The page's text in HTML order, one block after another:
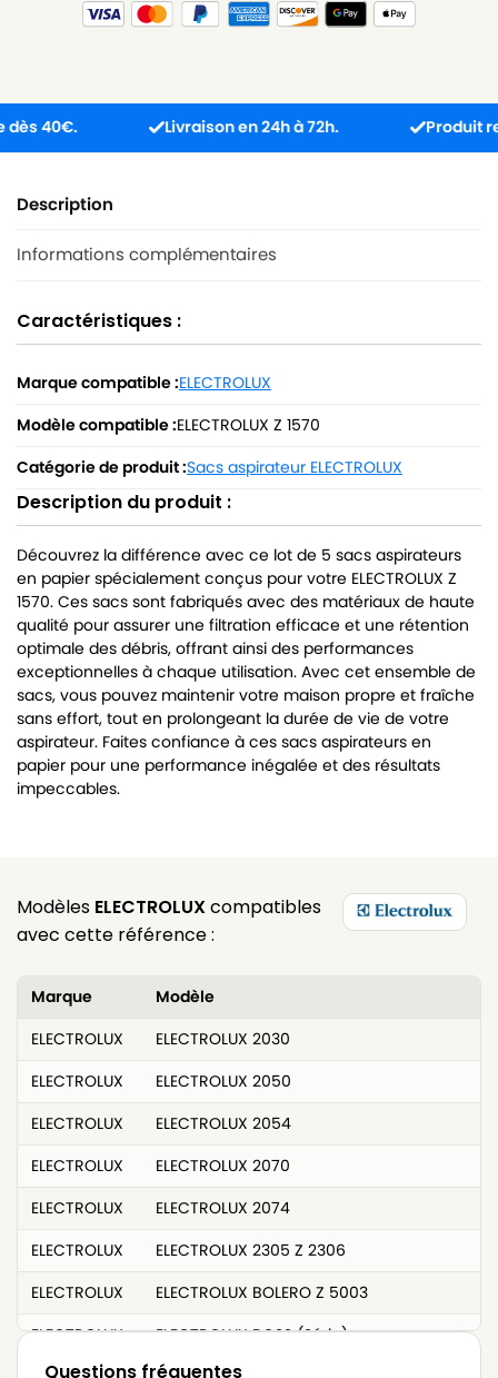
Livraison en 24h à 72h. Produit reçu
Description
Informations complémentaires
Caractéristiques :
Marque compatible :ELECTROLUX
Modèle compatible :ELECTROLUX Z 1570
Catégorie de produit :Sacs aspirateur ELECTROLUX
Description du produit :
Découvrez la différence avec ce lot de 5 sacs aspirateurs
en papier spécialement conçus pour votre ELECTROLUX Z
1570. Ces sacs sont fabriqués avec des matériaux de haute
qualité pour assurer une filtration efficace et une rétention
optimale des débris, offrant ainsi des performances
exceptionnelles à chaque utilisation. Avec cet ensemble de
sacs, vous pouvez maintenir votre maison propre et fraîche
sans effort, tout en prolongeant la durée de vie de votre
aspirateur. Faites confiance à ces sacs aspirateurs en
papier pour une performance inégalée et des résultats
impeccables.
Modèles ELECTROLUXcompatibles
avec cette référence :
Marque
Modèle
ELECTROLUX
ELECTROLUX 2030
ELECTROLUX
ELECTROLUX 2050
ELECTROLUX
ELECTROLUX 2054
ELECTROLUX
ELECTROLUX 2070
ELECTROLUX
ELECTROLUX 2074
ELECTROLUX
ELECTROLUX 2305 Z 2306
ELECTROLUX
ELECTROLUX BOLERO Z 5003
ELECTROLUX
ELECTROLUX BOSS (Série)
Questions fréquentes